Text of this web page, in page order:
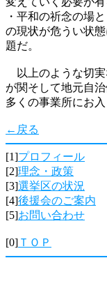
・平和の祈念の場
の現状が危うい状
題だ。
以上のような切実
が関そして地元自
多くの事業所にお
←戻る
[1]プロフィール
[2]理念・政策
[3]選挙区の状況
[4]後援会のご案内
[5]お問い合わせ
[0] ＴＯＰ